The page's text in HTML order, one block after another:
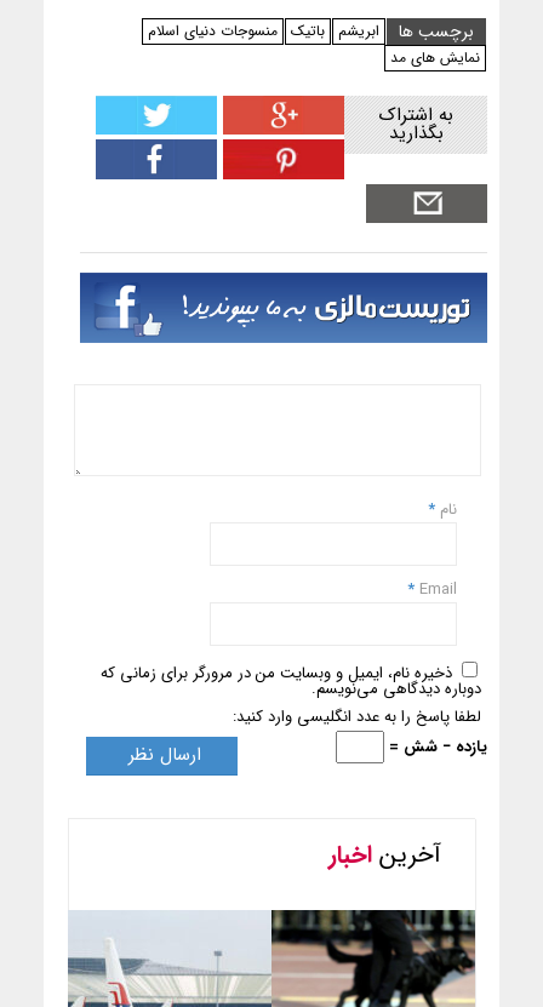
برچسب ها
ابریشم باتیک منسوجات دنیای اسلام
نمایش های مد
به اشتراک
بگذارید
نام *
Email
*
ذخیره نام، ایمیل و وبسایت من در مرورگر برای زمانی که
دوباره دیدگاهی می‌نویسم.
لطفا پاسخ را به عدد انگلیسی وارد کنید:
یازده − شش =
آخریناخبار